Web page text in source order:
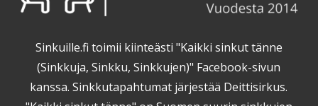
Sinkuille.fi toimii kiinteästi "Kaikki sinkut tänne
(Sinkkuja, Sinkku, Sinkkujen)" Facebook-sivun
kanssa. Sinkkutapahtumat järjestää Deittisirkus.